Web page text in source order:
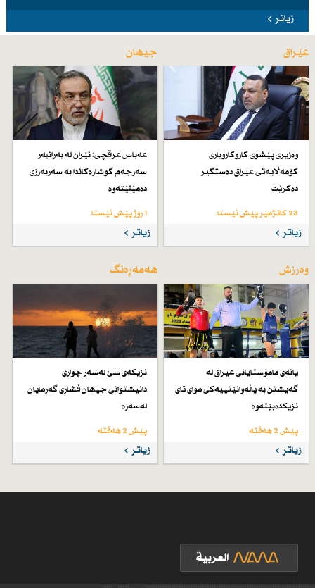
زیاتر
عێراق
وەزیری پێشوی كاروكاروباری
كۆمەڵایەتی عیراق دەستگیر
دەكرێت
23 کاتژمێر پێش ئێستا
زیاتر
جیهان
عەباس عراقچی: ئێران لە بەرانبەر
سەرجەم گوشارەكاندا بە سەربەرزی
دەمێنێتەوە
1 رۆژ پێش ئێستا
زیاتر
وەرزش
یانەی مامۆستایانی عیراق لە
گەیشتن بە پاڵەوانێتییەكی موای تای
نزیكدەبێتەوە
پێش 2 هەفتە
زیاتر
هەمەڕەنگ
نزیكەی سێ لەسەر چواری
دانیشتوانی جیهان فشاری گەرمایان
لەسەرە
پێش 2 هەفتە
زیاتر